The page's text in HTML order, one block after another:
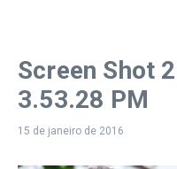
Screen Shot
3.53.28 PM
15 de janeiro de 2016